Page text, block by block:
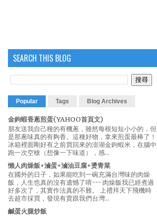
SEARCH THIS BLOG
Popular Tags Blog Archives
金鉤蝦香蔥煎蛋(YAHOO首頁文)
朋友送我自己種的有機蔥，雖然每根短短小小的，但
是那蔥味真的有夠香。這種好物，拿來煎蛋最棒了！
冰箱裡面剛好有之前買回來的澎湖金鉤蝦米，在腦中
跑一次空槍（想像一下味道），感...
懶人肉燥飯+滷蛋+滷油豆腐+燙青菜
在國外的日子，如果能吃到一碗充滿台灣味的肉燥
飯，人生也真的沒有遺憾了唷~~~ 肉燥飯我已經煮過
好多次了，其實作法真的不難。 上禮拜天下飛機時
去超市採買，發現有賣跟我們台灣...
鹹蛋火腿炒飯